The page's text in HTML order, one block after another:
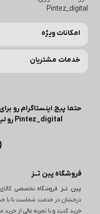
Pintez_digital
امکانات ویژه
خدمات مشتریان
حتما پیج اینستاگرام رو
Pintez_digital رو لینک زیر هم میتونید کلیک کنید
فروشگاه پین تــز
پین تــز
درخشان در خدمت شماست تا با
خرید کنید و با تجربه عالی از